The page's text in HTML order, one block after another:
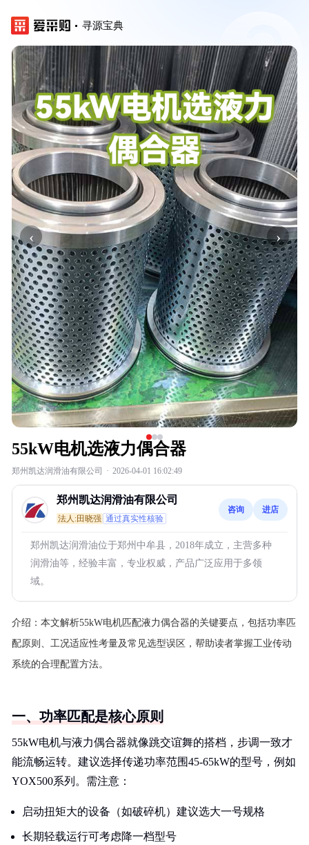
寻源宝典
‹ ›
55kW电机选液力偶合器
郑州凯达润滑油有限公司 · 2026-04-01 16:02:49
郑州凯达润滑油有限公司
法人:田晓强 通过真实性核验
咨询 进店
郑州凯达润滑油位于郑州中牟县，2018年成立，主营多种
润滑油等，经验丰富，专业权威，产品广泛应用于多领
域。
介绍： 本文解析55kW电机匹配液力偶合器的关键要点，包括功率匹
配原则、工况适应性考量及常见选型误区，帮助读者掌握工业传动
系统的合理配置方法。
一、功率匹配是核心原则
55kW电机与液力偶合器就像跳交谊舞的搭档，步调一致才
能流畅运转。建议选择传递功率范围45-65kW的型号，例如
YOX500系列。需注意：
启动扭矩大的设备（如破碎机）建议选大一号规格
长期轻载运行可考虑降一档型号